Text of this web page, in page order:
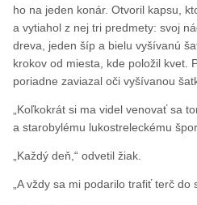
ho na jeden konár. Otvoril kapsu,
a vytiahol z nej tri predmety: svoj
dreva, jeden šíp a bielu vyšívanú
krokov od miesta, kde položil kvet.
poriadne zaviazal oči vyšívanou
„Koľkokrát si ma videl venovať sa
a starobylému lukostreleckému
„Každý deň,“ odvetil žiak.
„A vždy sa mi podarilo trafiť terč do